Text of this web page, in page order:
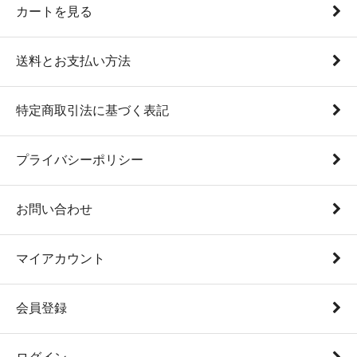
カートを見る
送料とお支払い方法
特定商取引法に基づく表記
プライバシーポリシー
お問い合わせ
マイアカウント
会員登録